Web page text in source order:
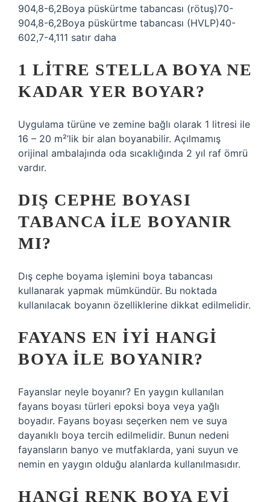
904,8-6,2Boya püskürtme tabancası (rötuş)70-
904,8-6,2Boya püskürtme tabancası (HVLP)40-
602,7-4,111 satır daha
1 LITRE STELLA BOYA NE
KADAR YER BOYAR?
Uygulama türüne ve zemine bağlı olarak 1 litresi ile
16 – 20 m²’lik bir alan boyanabilir. Açılmamış
orijinal ambalajında ​​oda sıcaklığında 2 yıl raf ömrü
vardır.
DIŞ CEPHE BOYASI
TABANCA ILE BOYANIR
MI?
Dış cephe boyama işlemini boya tabancası
kullanarak yapmak mümkündür. Bu noktada
kullanılacak boyanın özelliklerine dikkat edilmelidir.
FAYANS EN IYI HANGI
BOYA ILE BOYANIR?
Fayanslar neyle boyanır? En yaygın kullanılan
fayans boyası türleri epoksi boya veya yağlı
boyadır. Fayans boyası seçerken nem ve suya
dayanıklı boya tercih edilmelidir. Bunun nedeni
fayansların banyo ve mutfaklarda, yani suyun ve
nemin en yaygın olduğu alanlarda kullanılmasıdır.
HANGI RENK BOYA EVI